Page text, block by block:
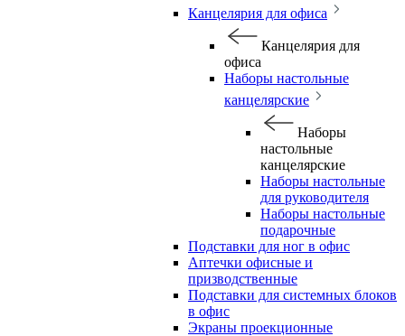
Канцелярия для офиса
Канцелярия для
офиса
Наборы настольные
канцелярские
Наборы
настольные
канцелярские
Наборы настольные
для руководителя
Наборы настольные
подарочные
Подставки для ног в офис
Аптечки офисные и
призводственные
Подставки для системных блоков
в офис
Экраны проекционные